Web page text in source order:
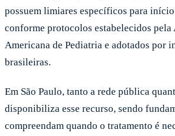
possuem limiares específicos para
conforme protocolos estabelecidos pela
Americana de Pediatria e adotados por
brasileiras.
Em São Paulo, tanto a rede pública
disponibiliza esse recurso, sendo
compreendam quando o tratamento é